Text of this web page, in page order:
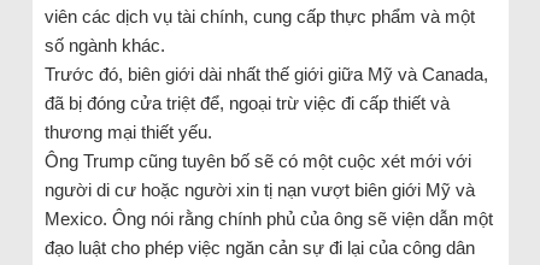
viên các dịch vụ tài chính, cung cấp thực phẩm và một
số ngành khác.
Trước đó, biên giới dài nhất thế giới giữa Mỹ và Canada,
đã bị đóng cửa triệt để, ngoại trừ việc đi cấp thiết và
thương mại thiết yếu.
Ông Trump cũng tuyên bố sẽ có một cuộc xét mới với
người di cư hoặc người xin tị nạn vượt biên giới Mỹ và
Mexico. Ông nói rằng chính phủ của ông sẽ viện dẫn một
đạo luật cho phép việc ngăn cản sự đi lại của công dân